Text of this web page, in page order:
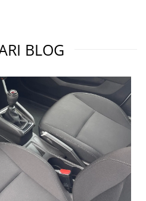
BLOG